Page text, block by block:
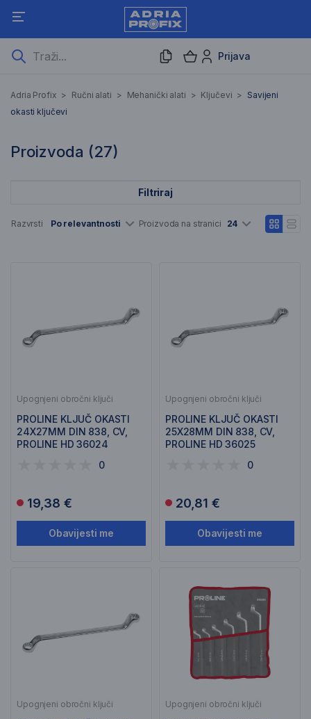
Prijava
Savijeni okasti ključevi
Adria Profix > Ručni alati > Mehanički alati > Ključevi > Savijeni
okasti ključevi
Proizvoda (27)
27 Rezultati pretraživanja
Filtriraj
Popis artikala
Razvrsti Po relevantnosti Proizvoda na stranici 24
Upognjeni obročni ključi
PROLINE KLJUČ OKASTI
24X27MM DIN 838, CV,
PROLINE HD 36024
0
19,38 €
Obavijesti me
Upognjeni obročni ključi
PROLINE KLJUČ OKASTI
25X28MM DIN 838, CV,
PROLINE HD 36025
0
20,81 €
Obavijesti me
Upognjeni obročni ključi Upognjeni obročni ključi